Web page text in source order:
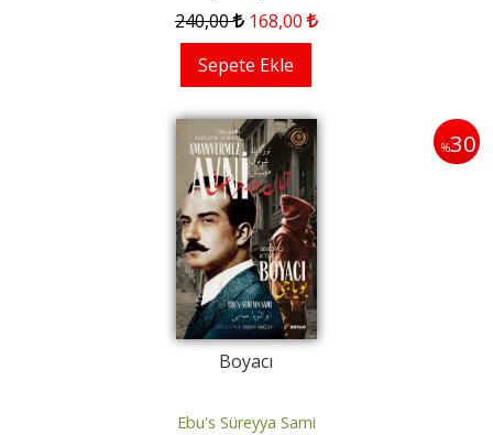
240,00 168,00
Sepete Ekle
%30
Boyacı
Ebu's Süreyya Sami